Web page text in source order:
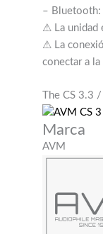
– Bluetooth:
⚠ La unidad
⚠ La
conectar a
The CS 3.3
Marca
AVM